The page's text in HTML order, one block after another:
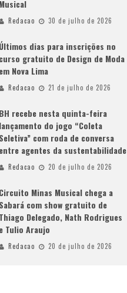
Musical
Redacao 30 de julho de 2026
Últimos dias para inscrições no
curso gratuito de Design de Moda
em Nova Lima
Redacao 21 de julho de 2026
BH recebe nesta quinta-feira
lançamento do jogo “Coleta
Seletiva” com roda de conversa
entre agentes da sustentabilidade
Redacao 20 de julho de 2026
Circuito Minas Musical chega a
Sabará com show gratuito de
Thiago Delegado, Nath Rodrigues
e Tulio Araujo
Redacao 20 de julho de 2026